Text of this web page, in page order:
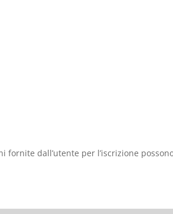
fornite dall’utente per l’iscrizione